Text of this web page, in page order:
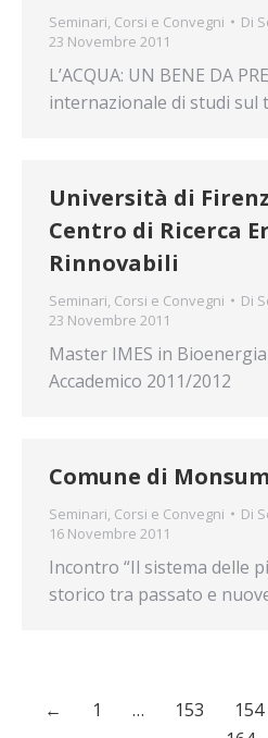
Seminari, Corsi e Convegni Di
23 Novembre 2011
L’ACQUA: UN BENE DA
internazionale di studi sul
Università di
Centro di Ricerca
Rinnovabili
Seminari, Corsi e Convegni Di
23 Novembre 2011
Master IMES in
Accademico 2011/2012
Comune di
Seminari, Corsi e Convegni Di
16 Novembre 2011
Incontro “Il sistema delle
storico tra passato e
← 1 … 153 154